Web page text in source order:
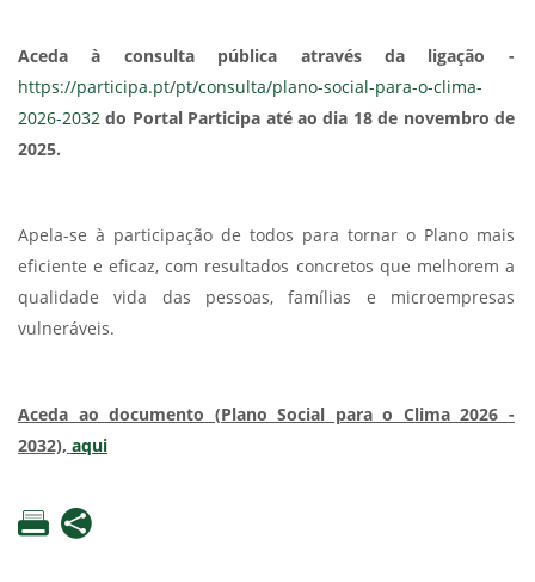
Aceda à consulta pública através da ligação -
https://participa.pt/pt/consulta/plano-social-para-o-clima-
2026-2032 do Portal Participa até ao dia 18 de novembro de
2025.
Apela-se à participação de todos para tornar o Plano mais
eficiente e eficaz, com resultados concretos que melhorem a
qualidade vida das pessoas, famílias e microempresas
vulneráveis.
Aceda ao documento (Plano Social para o Clima 2026 -
2032), aqui